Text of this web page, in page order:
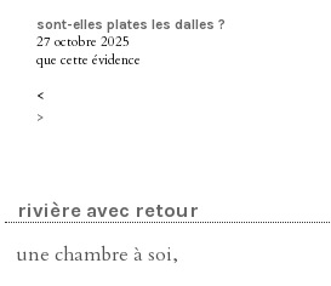
sont-elles plates les dalles ?
27 octobre 2025
que cette évidence
<
>
rivière avec retour
une chambre à soi,